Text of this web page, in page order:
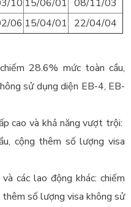
10 15/06/01 08/11/03
06 15/04/01 22/04/04
28.6% mức toàn cầu,
sử dụng diện EB-4, EB-
cao và khả năng vượt trội:
cộng thêm số lượng visa
các lao động khác: chiếm
số lượng visa không sử